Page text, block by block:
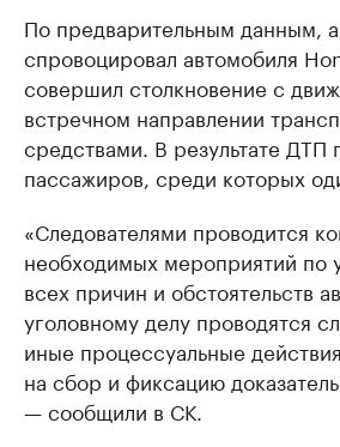
По предварительным данным,
спровоцировал автомобиля
совершил столкновение с
встречном направлении
средствами. В результате ДТП
пассажиров, среди которых
«Следователями проводится
необходимых мероприятий по
всех причин и обстоятельств
уголовному делу проводятся
иные процессуальные
на сбор и фиксацию
— сообщили в СК.